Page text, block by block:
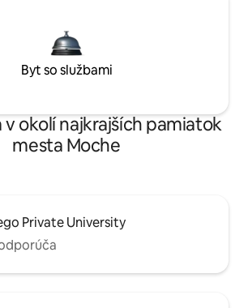
Byt so službami
okolí najkrajších pamiatok
mesta Moche
Private University